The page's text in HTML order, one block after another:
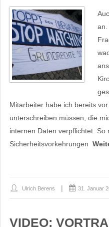
an.
Mitarbeiter habe ich bereits
unterschreiben müssen, die
internen Daten verpflichtet. So
Sicherheitsvorkehrungen
Ulrich Berens 31. Januar
VIDEO: